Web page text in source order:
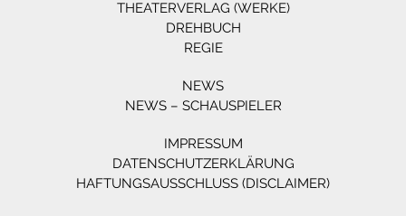
THEATERVERLAG (WERKE)
DREHBUCH
REGIE
NEWS
NEWS – SCHAUSPIELER
IMPRESSUM
DATENSCHUTZERKLÄRUNG
HAFTUNGSAUSSCHLUSS (DISCLAIMER)